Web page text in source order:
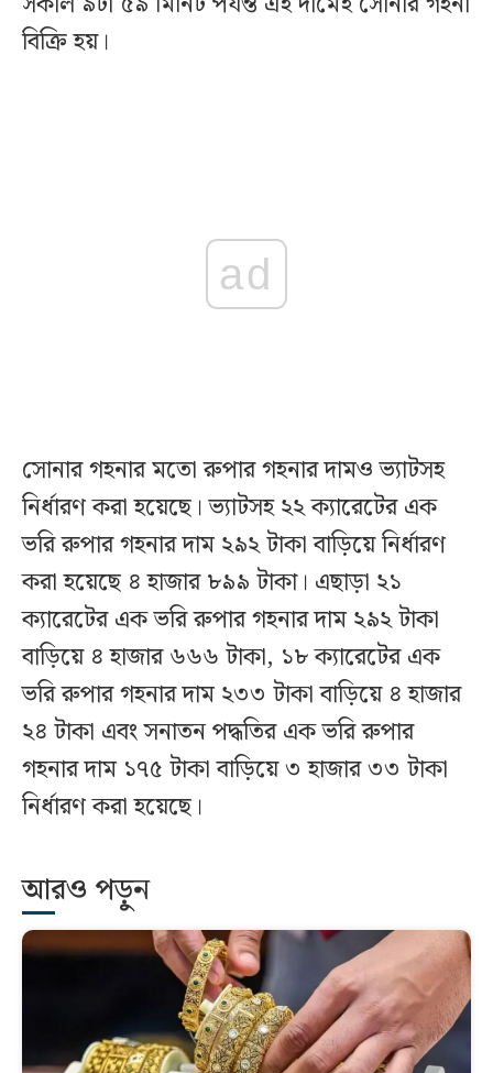
বিক্রি হয়।
ad
সোনার গহনার মতো রুপার গহনার দামও ভ্যাটসহ
নির্ধারণ করা হয়েছে। ভ্যাটসহ ২২ ক্যারেটের এক
ভরি রুপার গহনার দাম ২৯২ টাকা বাড়িয়ে নির্ধারণ
করা হয়েছে ৪ হাজার ৮৯৯ টাকা। এছাড়া ২১
ক্যারেটের এক ভরি রুপার গহনার দাম ২৯২ টাকা
বাড়িয়ে ৪ হাজার ৬৬৬ টাকা, ১৮ ক্যারেটের এক
ভরি রুপার গহনার দাম ২৩৩ টাকা বাড়িয়ে ৪ হাজার
২৪ টাকা এবং সনাতন পদ্ধতির এক ভরি রুপার
গহনার দাম ১৭৫ টাকা বাড়িয়ে ৩ হাজার ৩৩ টাকা
নির্ধারণ করা হয়েছে।
আরও পড়ুন